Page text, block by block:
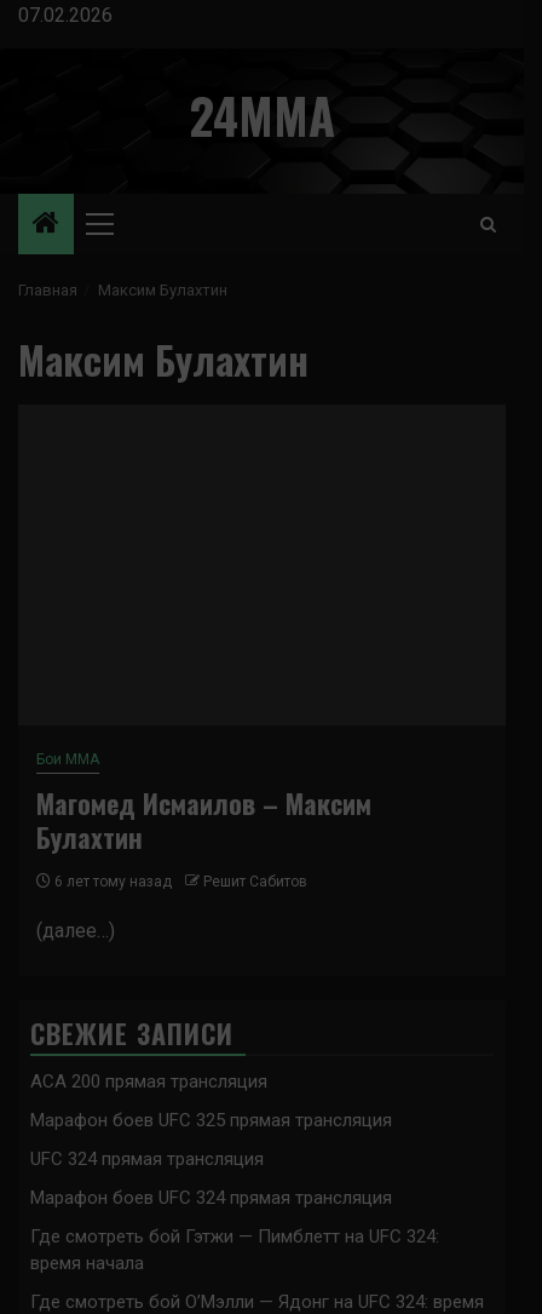
Перейти
07.02.2026
24MMA
Основное
Главная Максим Булахтин
Максим Булахтин
Бои ММА
Магомед Исмаилов – Максим
Булахтин
6 лет тому назад Решит Сабитов
(далее…)
СВЕЖИЕ ЗАПИСИ
ACA 200 прямая трансляция
Марафон боев UFC 325 прямая трансляция
UFC 324 прямая трансляция
Марафон боев UFC 324 прямая трансляция
Где смотреть бой Гэтжи — Пимблетт на UFC 324:
время начала
Где смотреть бой О’Мэлли — Ядонг на UFC 324: время